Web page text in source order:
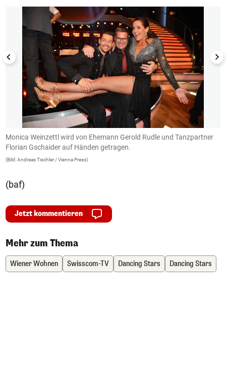
Monica Weinzettl wird von Ehemann Gerold Rudle und Tanzpartner
Florian Gschaider auf Händen getragen.
(Bild: Andreas Tischler / Vienna Press)
(baf)
Jetzt kommentieren
Mehr zum Thema
Wiener Wohnen Swisscom-TV Dancing Stars Dancing Stars